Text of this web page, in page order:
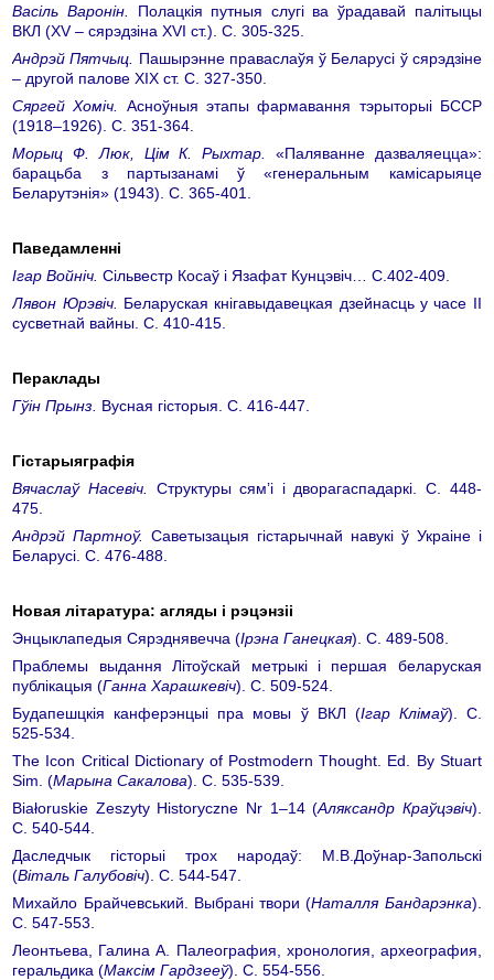
Васіль Варонін.
Полацкія путныя слугі ва ўрадавай палітыцы
ВКЛ (ХV – сярэдзіна ХVI ст.). С. 305-325.
Андрэй Пятчыц.
Пашырэнне праваслаўя ў Беларусі ў сярэдзіне
– другой палове ХIХ ст. С. 327-350.
Сяргей Хоміч.
Асноўныя этапы фармавання тэрыторыі БССР
(1918–1926). С. 351-364.
Морыц Ф. Люк, Цім К. Рыхтар.
«Паляванне дазваляецца»:
барацьба з партызанамі ў «генеральным камісарыяце
Беларутэнія» (1943). С. 365-401.
Паведамленні
Ігар Войніч. Сільвестр Косаў і Язафат Кунцэвіч… С.402-409.
Лявон Юрэвіч.
Беларуская кнігавыдавецкая дзейнасць у часе II
сусветнай вайны. С. 410-415.
Пераклады
Гўін Прынз.
Вусная гісторыя. С. 416-447.
Гістарыяграфія
Вячаслаў Насевіч.
Структуры сям’і і дворагаспадаркі. С. 448-
475.
Андрэй Партноў. Саветызацыя гістарычнай навукі ў Украіне і
Беларусі. С. 476-488.
Новая лiтаратура: агляды i рэцэнзii
Энцыклапедыя Сярэднявечча (Ірэна Ганецкая). С. 489-508.
Праблемы выдання Літоўскай метрыкі і першая беларуская
публікацыя (Ганна Харашкевіч). С. 509-524.
Будапешцкія канферэнцыі пра мовы ў ВКЛ (Ігар Клiмаў). С.
525-534.
The Icon Critical Dictionary of Postmodern Thought. Ed. By Stuart
Sim. (Марына Сакалова). С. 535-539.
Białoruskie Zeszyty Historyczne Nr 1–14 (Аляксандр Краўцэвіч).
С. 540-544.
Даследчык гісторыі трох народаў: М.В.Доўнар-Запольскі
(Віталь Галубовіч). С. 544-547.
Михайло Брайчевський. Выбрані твори (Наталля Бандарэнка).
С. 547-553.
Леонтьева, Галина А. Палеография, хронология, археография,
геральдика (Максім Гардзееў). С. 554-556.